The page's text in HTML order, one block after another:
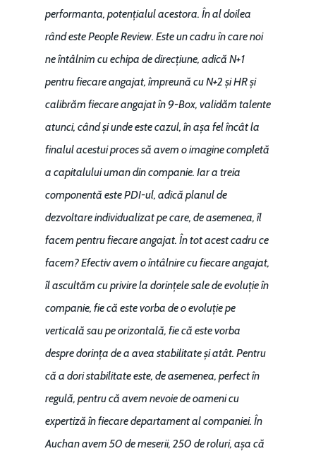
performanta, potențialul acestora. În al doilea
rând este People Review. Este un cadru în care noi
ne întâlnim cu echipa de direcțiune, adică N+1
pentru fiecare angajat, împreună cu N+2 și HR și
calibrăm fiecare angajat în 9-Box, validăm talente
atunci, când și unde este cazul, în așa fel încât la
finalul acestui proces să avem o imagine completă
a capitalului uman din companie. Iar a treia
componentă este PDI-ul, adică planul de
dezvoltare individualizat pe care, de asemenea, îl
facem pentru fiecare angajat. În tot acest cadru ce
facem? Efectiv avem o întâlnire cu fiecare angajat,
îl ascultăm cu privire la dorințele sale de evoluție în
companie, fie că este vorba de o evoluție pe
verticală sau pe orizontală, fie că este vorba
despre dorința de a avea stabilitate și atât. Pentru
că a dori stabilitate este, de asemenea, perfect în
regulă, pentru că avem nevoie de oameni cu
expertiză în fiecare departament al companiei. În
Auchan avem 50 de meserii, 250 de roluri, așa că